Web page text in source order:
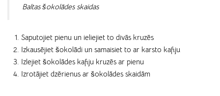
Baltas šokolādes skaidas
Saputojiet pienu un ieliejiet to divās kruzēs
Izkausējiet šokolādi un samaisiet to ar karsto kafiju
Izlejiet šokolādes kafiju kruzēs ar pienu
Izrotājiet dzērienus ar šokolādes skaidām